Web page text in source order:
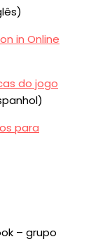
in Online
do jogo
para
– grupo